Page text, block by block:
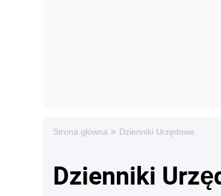
Strona główna » Dzienniki Urzędowe
Dzienniki